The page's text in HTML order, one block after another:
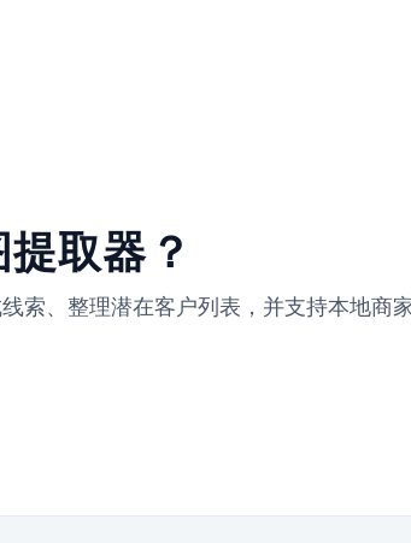
取器？
索、整理潜在客户列表，并支持本地商